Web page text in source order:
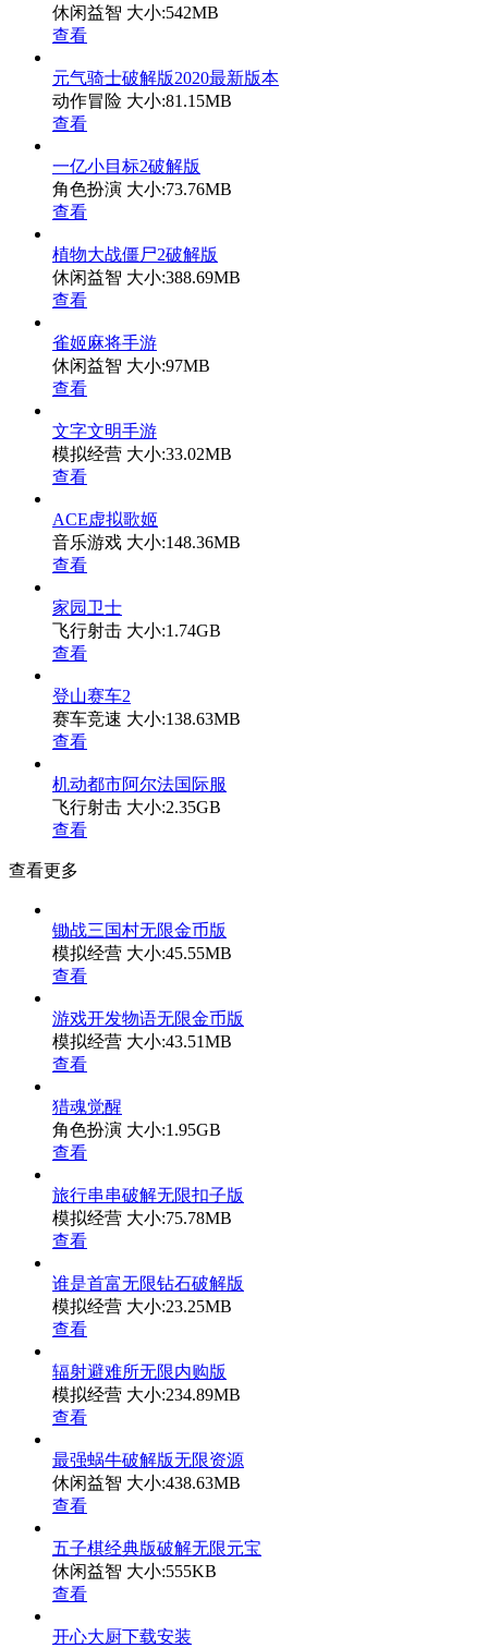
休闲益智 大小:542MB
查看
元气骑士破解版2020最新版本
动作冒险 大小:81.15MB
查看
一亿小目标2破解版
角色扮演 大小:73.76MB
查看
植物大战僵尸2破解版
休闲益智 大小:388.69MB
查看
雀姬麻将手游
休闲益智 大小:97MB
查看
文字文明手游
模拟经营 大小:33.02MB
查看
ACE虚拟歌姬
音乐游戏 大小:148.36MB
查看
家园卫士
飞行射击 大小:1.74GB
查看
登山赛车2
赛车竞速 大小:138.63MB
查看
机动都市阿尔法国际服
飞行射击 大小:2.35GB
查看
查看更多
锄战三国村无限金币版
模拟经营 大小:45.55MB
查看
游戏开发物语无限金币版
模拟经营 大小:43.51MB
查看
猎魂觉醒
角色扮演 大小:1.95GB
查看
旅行串串破解无限扣子版
模拟经营 大小:75.78MB
查看
谁是首富无限钻石破解版
模拟经营 大小:23.25MB
查看
辐射避难所无限内购版
模拟经营 大小:234.89MB
查看
最强蜗牛破解版无限资源
休闲益智 大小:438.63MB
查看
五子棋经典版破解无限元宝
休闲益智 大小:555KB
查看
开心大厨下载安装